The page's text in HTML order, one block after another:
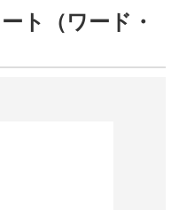
ー
ト（ワード・